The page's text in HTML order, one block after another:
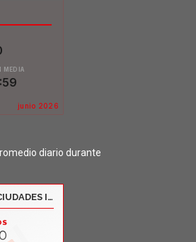
diario durante